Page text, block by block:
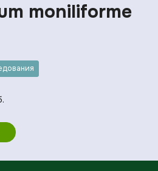
moniliforme